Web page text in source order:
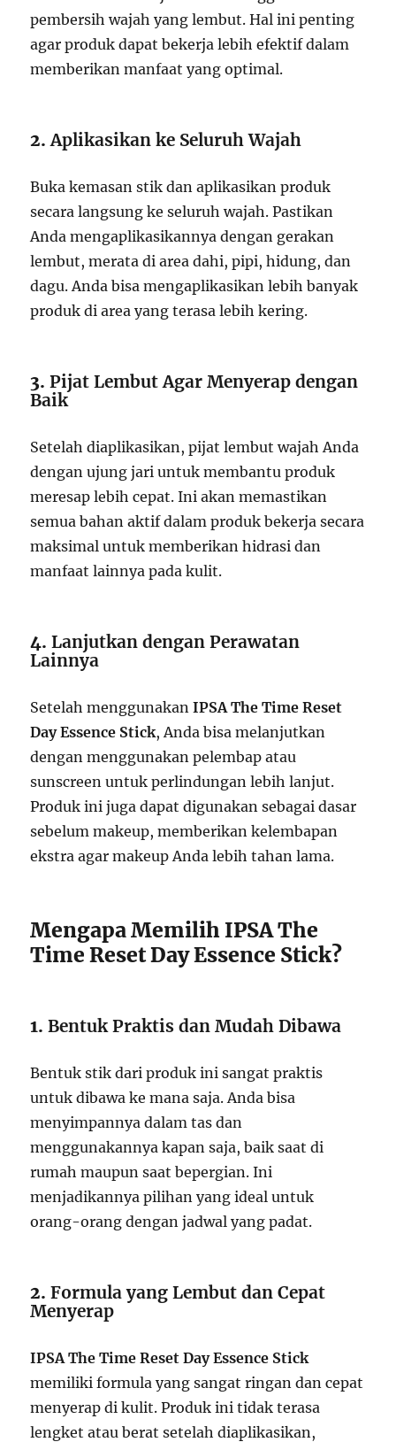
pembersih wajah yang lembut. Hal ini penting
agar produk dapat bekerja lebih efektif dalam
memberikan manfaat yang optimal.
2.Aplikasikan ke Seluruh Wajah
Buka kemasan stik dan aplikasikan produk
secara langsung ke seluruh wajah. Pastikan
Anda mengaplikasikannya dengan gerakan
lembut, merata di area dahi, pipi, hidung, dan
dagu. Anda bisa mengaplikasikan lebih banyak
produk di area yang terasa lebih kering.
3.Pijat Lembut Agar Menyerap dengan
Baik
Setelah diaplikasikan, pijat lembut wajah Anda
dengan ujung jari untuk membantu produk
meresap lebih cepat. Ini akan memastikan
semua bahan aktif dalam produk bekerja secara
maksimal untuk memberikan hidrasi dan
manfaat lainnya pada kulit.
4.Lanjutkan dengan Perawatan
Lainnya
Setelah menggunakanIPSA The Time Reset
Day Essence Stick, Anda bisa melanjutkan
dengan menggunakan pelembap atau
sunscreen untuk perlindungan lebih lanjut.
Produk ini juga dapat digunakan sebagai dasar
sebelum makeup, memberikan kelembapan
ekstra agar makeup Anda lebih tahan lama.
Mengapa Memilih IPSA The
Time Reset Day Essence Stick?
1.Bentuk Praktis dan Mudah Dibawa
Bentuk stik dari produk ini sangat praktis
untuk dibawa ke mana saja. Anda bisa
menyimpannya dalam tas dan
menggunakannya kapan saja, baik saat di
rumah maupun saat bepergian. Ini
menjadikannya pilihan yang ideal untuk
orang-orang dengan jadwal yang padat.
2.Formula yang Lembut dan Cepat
Menyerap
IPSA The Time Reset Day Essence Stick
memiliki formula yang sangat ringan dan cepat
menyerap di kulit. Produk ini tidak terasa
lengket atau berat setelah diaplikasikan,